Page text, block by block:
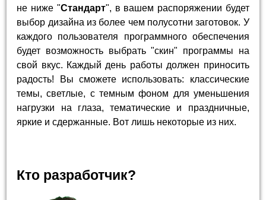
не ниже "Стандарт", в вашем распоряжении будет
выбор дизайна из более чем полусотни заготовок. У
каждого пользователя программного обеспечения
будет возможность выбрать "скин" программы на
свой вкус. Каждый день работы должен приносить
радость! Вы сможете использовать: классические
темы, светлые, с темным фоном для уменьшения
нагрузки на глаза, тематические и праздничные,
яркие и сдержанные. Вот лишь некоторые из них.
Кто разработчик?